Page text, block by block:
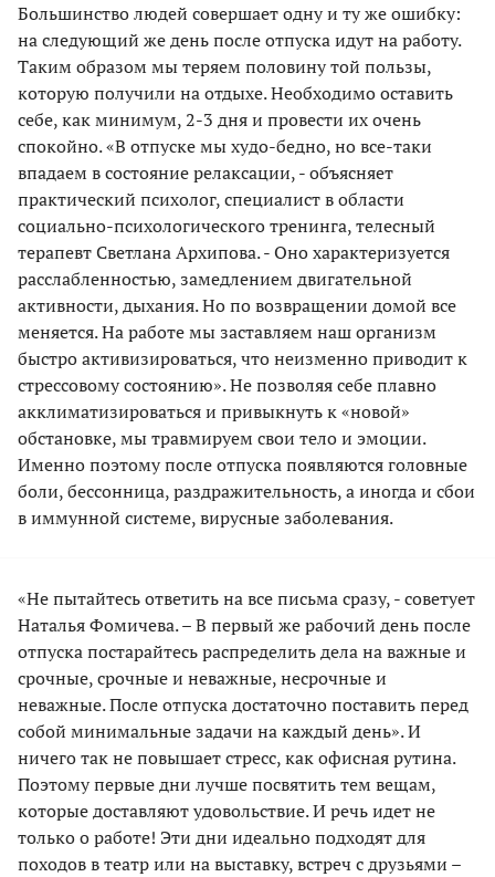
Большинство людей совершает одну и ту же ошибку:
на следующий же день после отпуска идут на работу.
Таким образом мы теряем половину той пользы,
которую получили на отдыхе. Необходимо оставить
себе, как минимум, 2-3 дня и провести их очень
спокойно. «В отпуске мы худо-бедно, но все-таки
впадаем в состояние релаксации, - объясняет
практический психолог, специалист в области
социально-психологического тренинга, телесный
терапевт Светлана Архипова. - Оно характеризуется
расслабленностью, замедлением двигательной
активности, дыхания. Но по возвращении домой все
меняется. На работе мы заставляем наш организм
быстро активизироваться, что неизменно приводит к
стрессовому состоянию». Не позволяя себе плавно
акклиматизироваться и привыкнуть к «новой»
обстановке, мы травмируем свои тело и эмоции.
Именно поэтому после отпуска появляются головные
боли, бессонница, раздражительность, а иногда и сбои
в иммунной системе, вирусные заболевания.
«Не пытайтесь ответить на все письма сразу, - советует
Наталья Фомичева. – В первый же рабочий день после
отпуска постарайтесь распределить дела на важные и
срочные, срочные и неважные, несрочные и
неважные. После отпуска достаточно поставить перед
собой минимальные задачи на каждый день». И
ничего так не повышает стресс, как офисная рутина.
Поэтому первые дни лучше посвятить тем вещам,
которые доставляют удовольствие. И речь идет не
только о работе! Эти дни идеально подходят для
походов в театр или на выставку, встреч с друзьями –